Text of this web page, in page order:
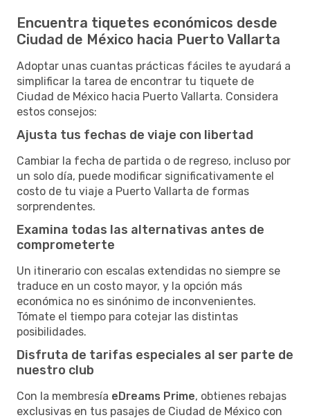
Encuentra tiquetes económicos desde
Ciudad de México hacia Puerto Vallarta
Adoptar unas cuantas prácticas fáciles te ayudará a
simplificar la tarea de encontrar tu tiquete de
Ciudad de México hacia Puerto Vallarta. Considera
estos consejos:
Ajusta tus fechas de viaje con libertad
Cambiar la fecha de partida o de regreso, incluso por
un solo día, puede modificar significativamente el
costo de tu viaje a Puerto Vallarta de formas
sorprendentes.
Examina todas las alternativas antes de
comprometerte
Un itinerario con escalas extendidas no siempre se
traduce en un costo mayor, y la opción más
económica no es sinónimo de inconvenientes.
Tómate el tiempo para cotejar las distintas
posibilidades.
Disfruta de tarifas especiales al ser parte de
nuestro club
Con la membresía eDreams Prime, obtienes rebajas
exclusivas en tus pasajes de Ciudad de México con